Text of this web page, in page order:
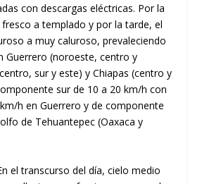
con descargas eléctricas. Por la
a templado y por la tarde, el
a muy caluroso, prevaleciendo
Guerrero (noroeste, centro y
sur y este) y Chiapas (centro y
sur de 10 a 20 km/h con
h en Guerrero y de componente
de Tehuantepec (Oaxaca y
el transcurso del día, cielo medio